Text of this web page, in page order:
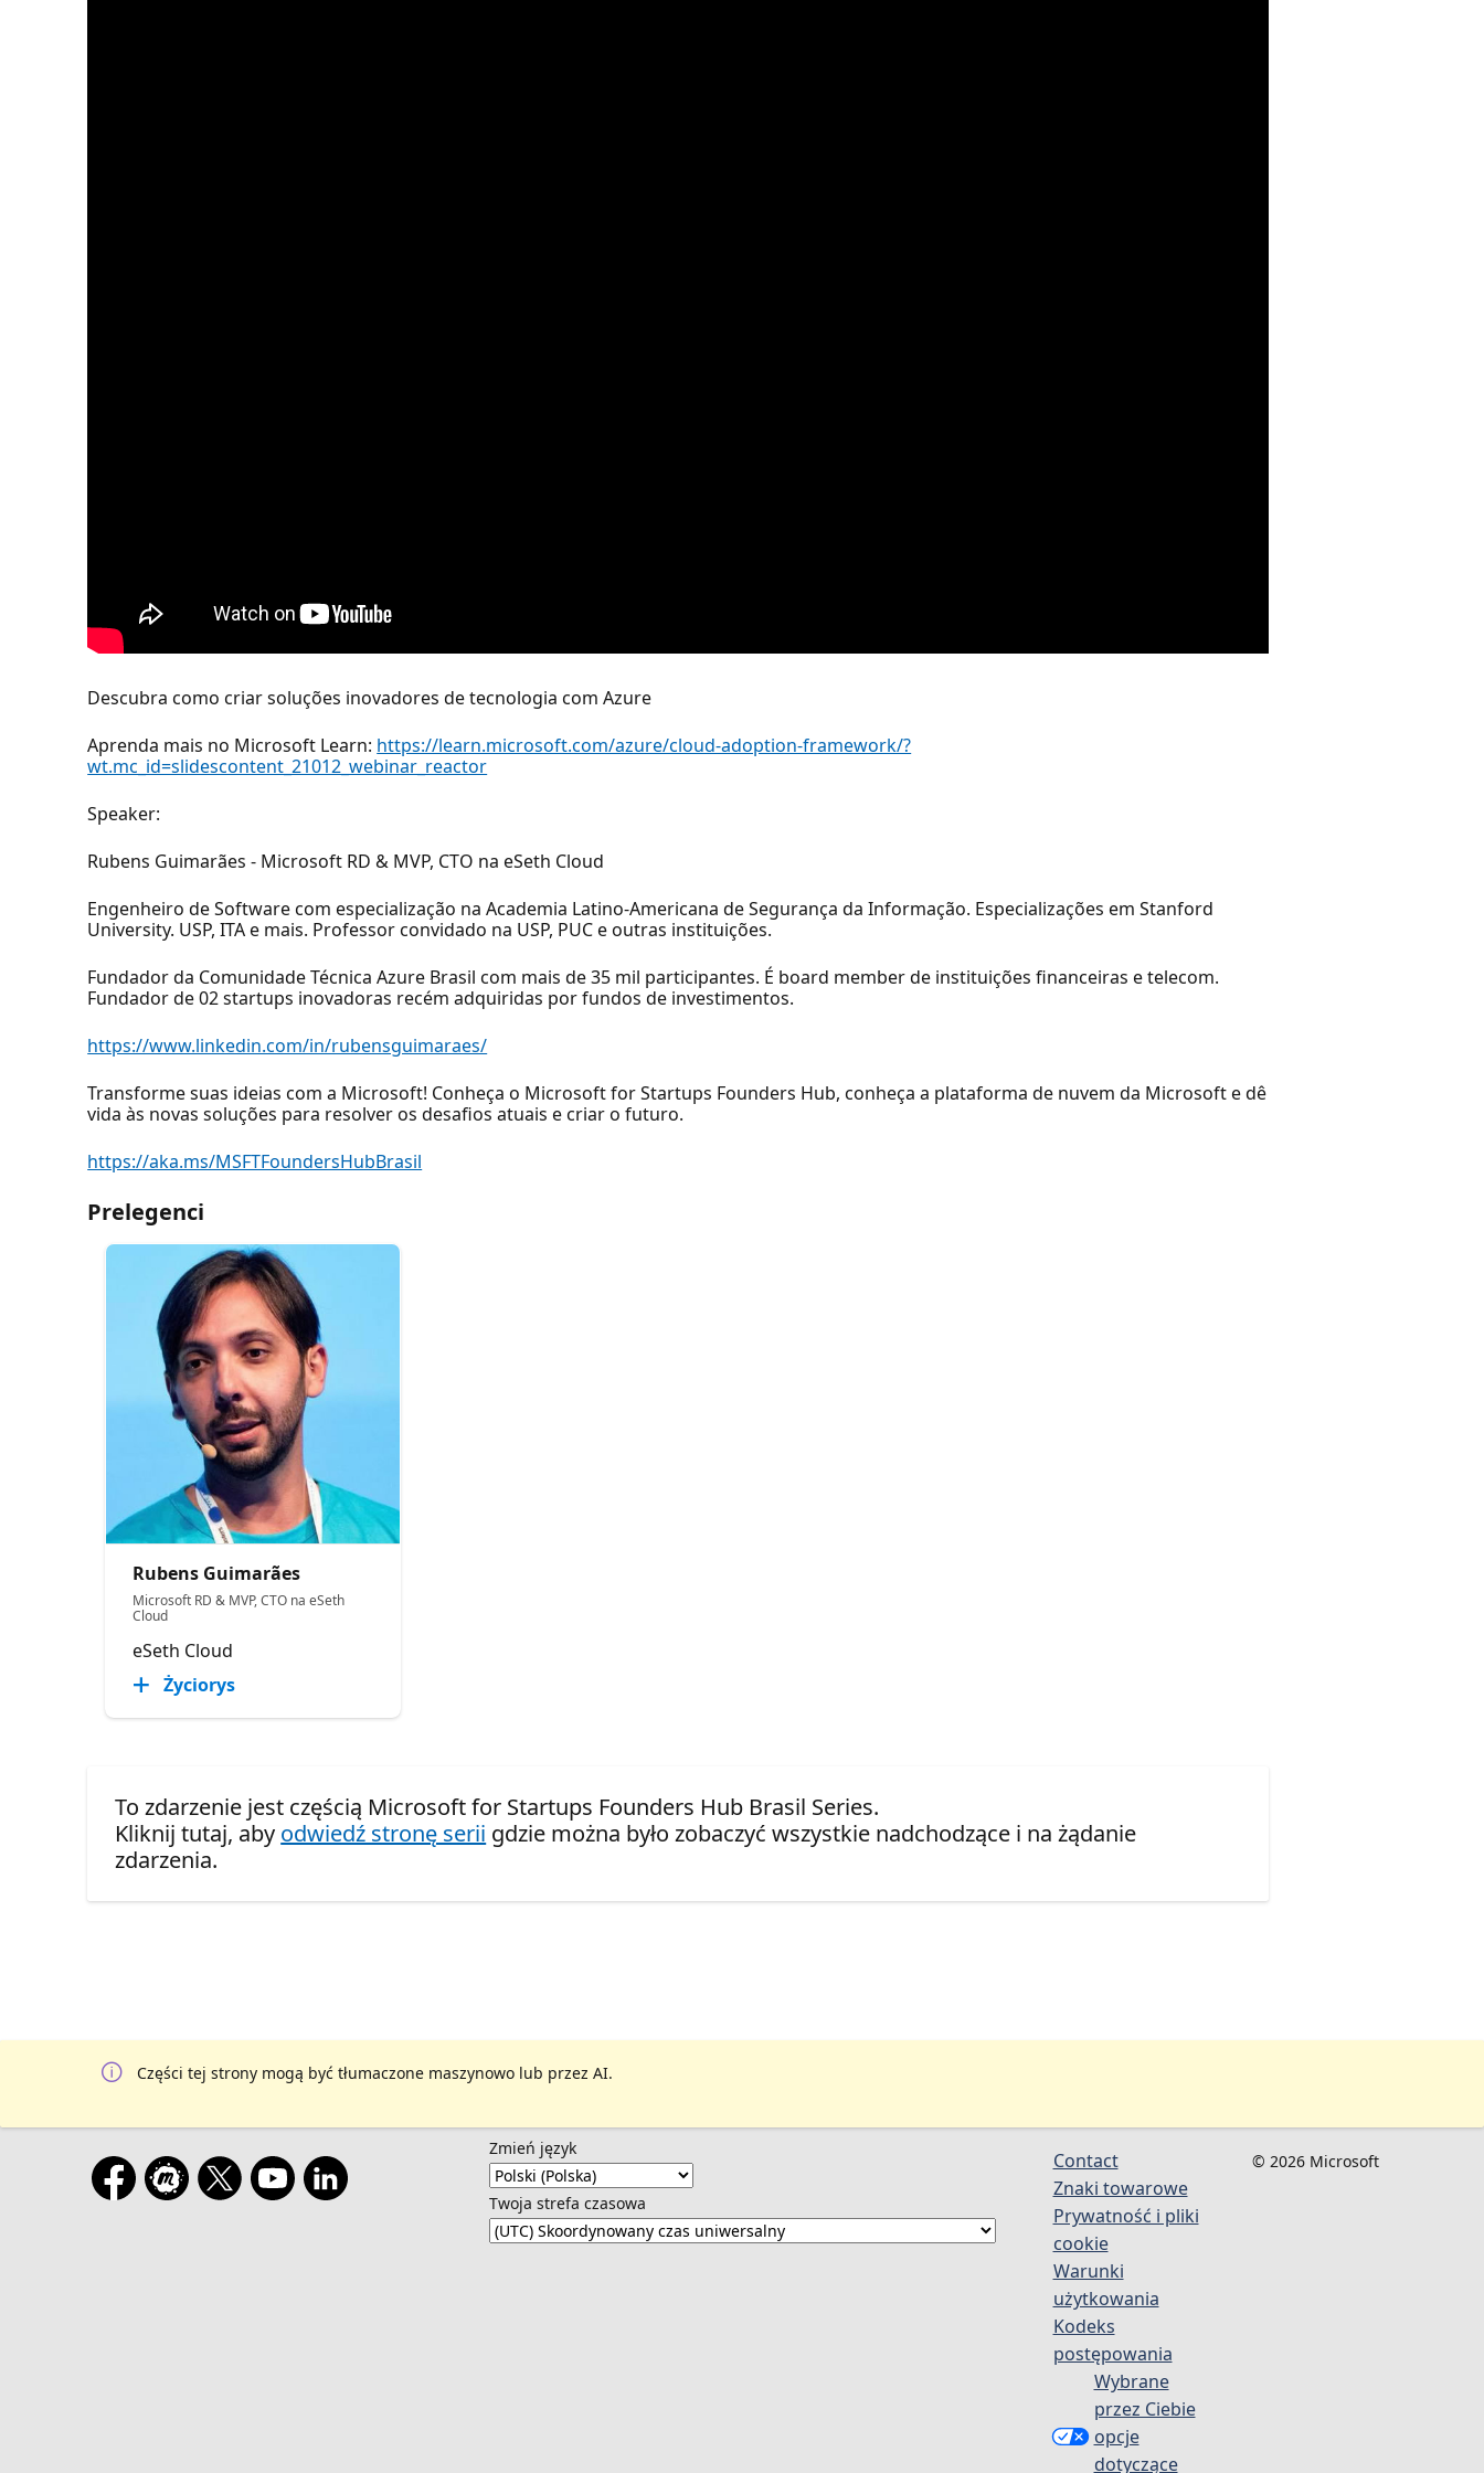
Descubra como criar soluções inovadores de tecnologia com Azure
Aprenda mais no Microsoft Learn: https://learn.microsoft.com/azure/cloud-adoption-framework/?
wt.mc_id=slidescontent_21012_webinar_reactor
Speaker:
Rubens Guimarães - Microsoft RD & MVP, CTO na eSeth Cloud
Engenheiro de Software com especialização na Academia Latino-Americana de Segurança da Informação. Especializações em Stanford
University. USP, ITA e mais. Professor convidado na USP, PUC e outras instituições.
Fundador da Comunidade Técnica Azure Brasil com mais de 35 mil participantes. É board member de instituições financeiras e telecom.
Fundador de 02 startups inovadoras recém adquiridas por fundos de investimentos.
https://www.linkedin.com/in/rubensguimaraes/
Transforme suas ideias com a Microsoft! Conheça o Microsoft for Startups Founders Hub, conheça a plataforma de nuvem da Microsoft e dê
vida às novas soluções para resolver os desafios atuais e criar o futuro.
https://aka.ms/MSFTFoundersHubBrasil
Prelegenci
Rubens Guimarães
Microsoft RD & MVP, CTO na eSeth
Cloud
eSeth Cloud
Życiorys
To zdarzenie jest częścią Microsoft for Startups Founders Hub Brasil Series.
Kliknij tutaj, aby odwiedź stronę serii gdzie można było zobaczyć wszystkie nadchodzące i na żądanie
zdarzenia.
Części tej strony mogą być tłumaczone maszynowo lub przez AI.
Zmień język
Twoja strefa czasowa
Contact
Znaki towarowe
Prywatność i pliki
cookie
Warunki
użytkowania
Kodeks
postępowania
Wybrane
przez Ciebie
opcje
dotyczące
© 2026 Microsoft